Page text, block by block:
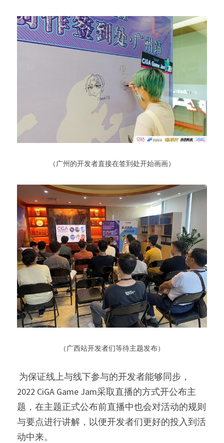
（广州的开发者直接在签到处开始画画）
（广西站开发者们等待主题发布）
2022 CiGA Game Jam采取直播的方式开公布主
题，在主题正式公布前直播中也会对活动的规则
与要点进行讲解，以便开发者们更好的投入到活
动中来。